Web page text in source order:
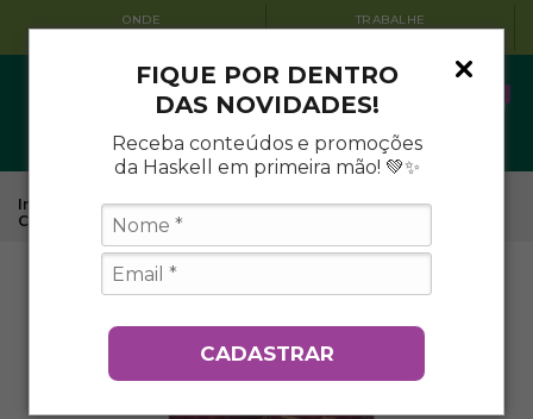
FIQUE POR DENTRO
DAS NOVIDADES!
Receba conteúdos e promoções
da Haskell em primeira mão! 💚✨
CADASTRAR
ONDE
ENCONTRAR
TRABALHE
CONOSCO
Início Coloração . Coloração Permanente Excllusiv Color
Coloração 4.0 - Castanho Médio